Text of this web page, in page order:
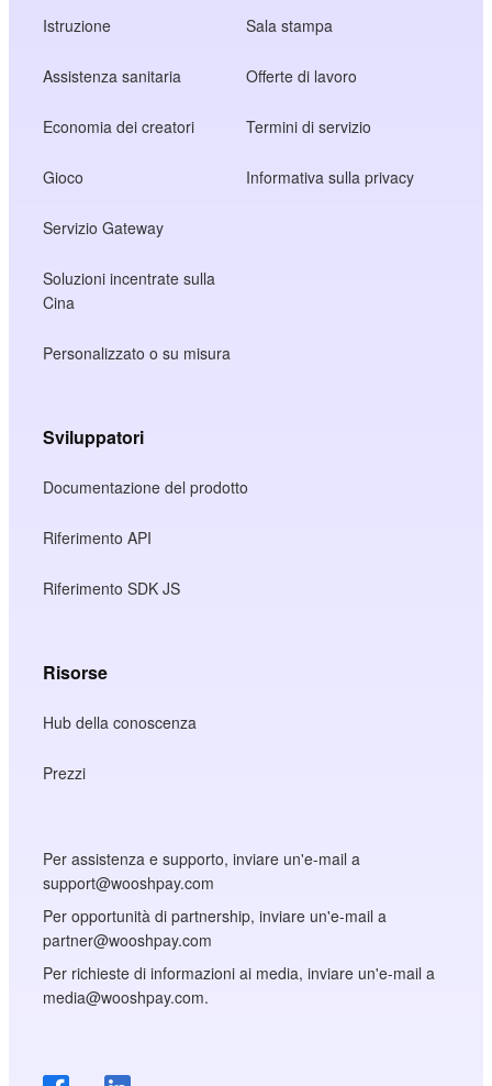
Istruzione
Assistenza sanitaria
Economia dei creatori
Gioco
Servizio Gateway
Soluzioni incentrate sulla
Cina
Personalizzato o su misura
Sala stampa
Offerte di lavoro
Termini di servizio
Informativa sulla privacy
Sviluppatori
Documentazione del prodotto
Riferimento API
Riferimento SDK JS
Risorse
Hub della conoscenza
Prezzi
Per assistenza e supporto, inviare un'e-mail a
support@wooshpay.com
Per opportunità di partnership, inviare un'e-mail a
partner@wooshpay.com
Per richieste di informazioni ai media, inviare un'e-mail a
media@wooshpay.com.